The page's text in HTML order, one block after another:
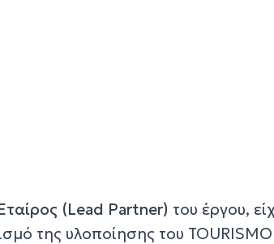
(Lead Partner) του έργου,
της υλοποίησης του